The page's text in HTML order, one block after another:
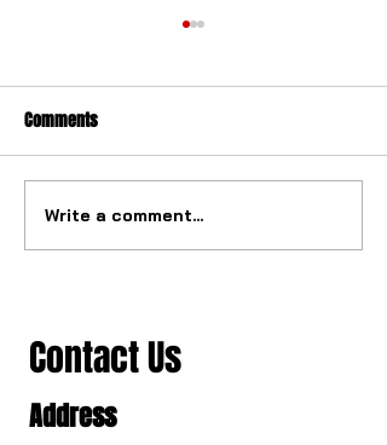
The ultimate tourbillon
mechanism from China.
Comments
Write a comment...
Contact Us
Address